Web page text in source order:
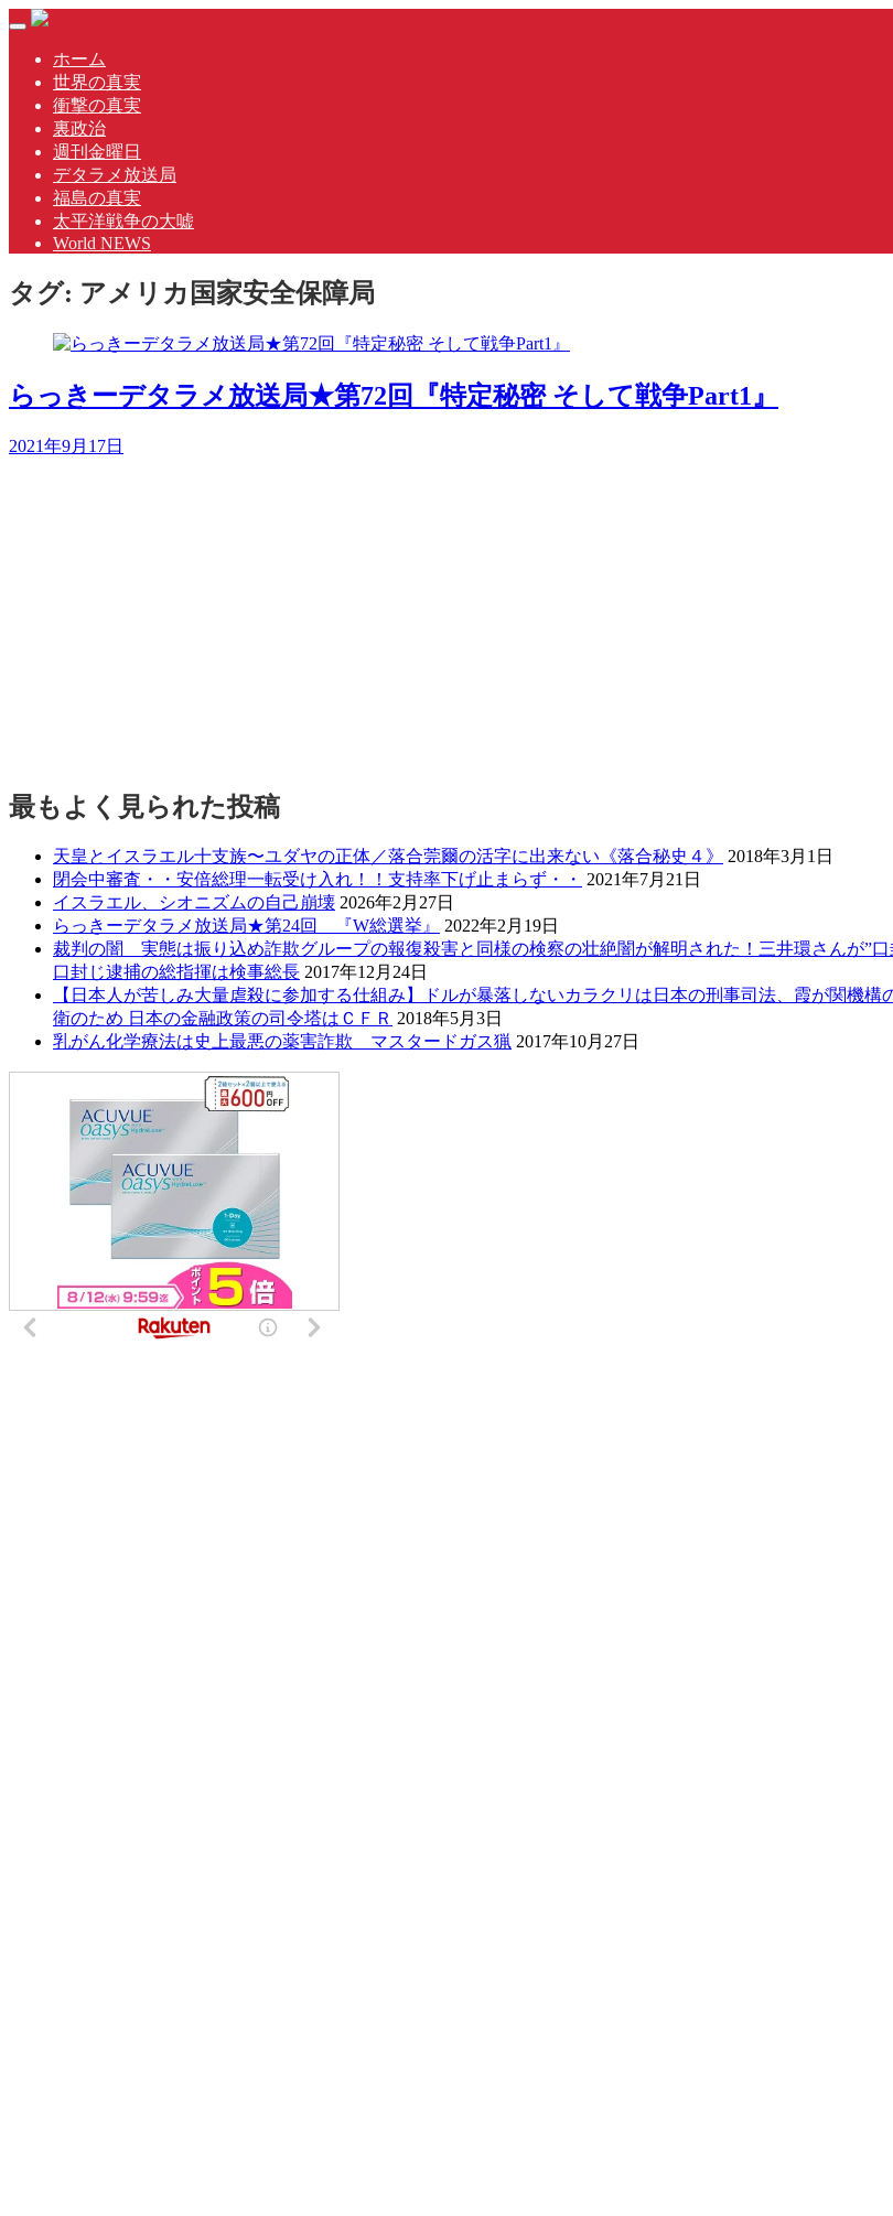
Skip
content
Toggle
navigationホーム
世界の真実
衝撃の真実
裏政治
週刊金曜日
デタラメ放送局
福島の真実
太平洋戦争の大嘘
World NEWS
タグ: アメリカ国家安全保障局
らっきーデタラメ放送局★第72回『特定秘密 そして戦争Part1』
2021年9月17日
最もよく見られた投稿
天皇とイスラエル十支族〜ユダヤの正体／落合莞爾の活字に出来ない《落合秘史４》
2018年3月1日
閉会中審査・・安倍総理一転受け入れ！！支持率下げ止まらず・・ 2021年7月21日
イスラエル、シオニズムの自己崩壊 2026年2月27日
らっきーデタラメ放送局★第24回 『W総選挙』
2022年2月19日
裁判の闇 実態は振り込め詐欺グループの報復殺害と同様の検察の壮絶闇が解明された！三井環さんが”
口封じ逮捕の総指揮は検事総長 2017年12月24日
【日本人が苦しみ大量虐殺に参加する仕組み】ドルが暴落しないカラクリは日本の刑事司法、霞が関
衛のため 日本の金融政策の司令塔はＣＦＲ 2018年5月3日
乳がん化学療法は史上最悪の薬害詐欺 マスタードガス猟 2017年10月27日